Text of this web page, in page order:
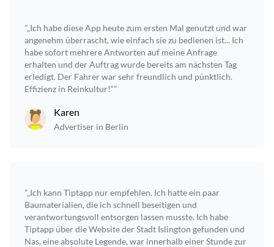
"„Ich habe diese App heute zum ersten Mal genutzt und war
angenehm überrascht, wie einfach sie zu bedienen ist... Ich
habe sofort mehrere Antworten auf meine Anfrage
erhalten und der Auftrag wurde bereits am nächsten Tag
erledigt. Der Fahrer war sehr freundlich und pünktlich.
Effizienz in Reinkultur!“”
Karen
Advertiser in Berlin
"„Ich kann Tiptapp nur empfehlen. Ich hatte ein paar
Baumaterialien, die ich schnell beseitigen und
verantwortungsvoll entsorgen lassen musste. Ich habe
Tiptapp über die Website der Stadt Islington gefunden und
Nas, eine absolute Legende, war innerhalb einer Stunde zur